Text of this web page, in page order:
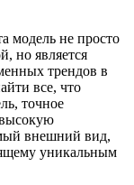
модель не просто
но является
трендов в
все, что
точное
внешний вид,
уникальным